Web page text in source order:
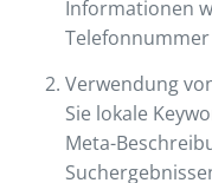
Informationen
Verwendung
Sie lokale
Meta-